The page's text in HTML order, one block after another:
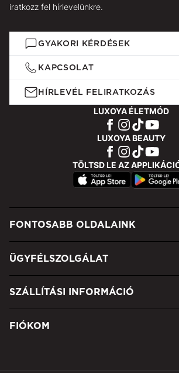
iratkozz fel hírlevelünkre.
GYAKORI KÉRDÉSEK
KAPCSOLAT
HÍRLEVÉL FELIRATKOZÁS
LUXOYA ÉLETMÓD
LUXOYA BEAUTY
TÖLTSD LE AZ
FONTOSABB OLDALAINK
ÜGYFÉLSZOLGÁLAT
SZÁLLÍTÁSI INFORMÁCIÓ
FIÓKOM